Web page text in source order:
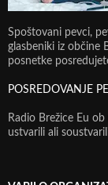
Spoštovani pevci,
glasbeniki iz občine
posnetke
POSREDOVANJE
Radio Brežice Eu
ustvarili ali